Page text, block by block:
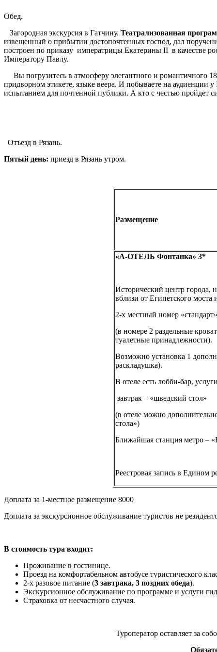
Обед.
Загородная экскурсия в Гатчину. Театрализованная
извещенный о прибытии достопочтенных господ, дал
построен по приказу императрицы Екатерины II в качестве
Императору Павлу.
Вы погрузитесь в атмосферу элегантного и романтичного
придворном этикете, языке веера. И побываете на
испытанием для почтенной публики. А кто с честью пройдет
Отъезд в Рязань.
Пятый день: приезд в Рязань утром.
Размещение
«А-ОТЕЛЬ Фонтанка» 3*
Исторический центр города,
вблизи от Египетского моста
2-х местный номер
(в номере 2 раздельные
туалетные принадлежности).
Возможно установка 1
раскладушка).
В отеле есть лобби-бар,
завтрак – «шведский стол»
(в отеле можно
стола»)
Ближайшая станция метро –
Реестровая запись в Едином
Доплата за 1-местное размещение 8000
Доплата за экскурсионное обслуживание туристов не
В стоимость тура входит:
Проживание в гостинице.
Проезд на комфортабельном автобусе туристического
2-х разовое питание (3 завтрака, 3 поздних обеда).
Экскурсионное обслуживание по программе и услуги
Страховка от несчастного случая.
Туроператор оставляет за